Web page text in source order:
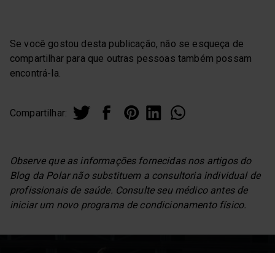
Se você gostou desta publicação, não se esqueça de
compartilhar para que outras pessoas também possam
encontrá-la.
Compartilhar:
Observe que as informações fornecidas nos artigos do
Blog da Polar não substituem a consultoria individual de
profissionais de saúde. Consulte seu médico antes de
iniciar um novo programa de condicionamento físico.